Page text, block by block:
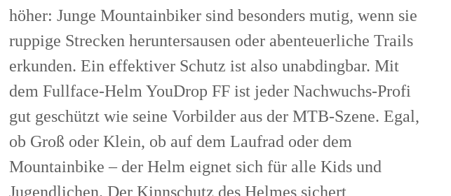
höher: Junge Mountainbiker sind besonders mutig, wenn sie
ruppige Strecken heruntersausen oder abenteuerliche Trails
erkunden. Ein effektiver Schutz ist also unabdingbar. Mit
dem Fullface-Helm YouDrop FF ist jeder Nachwuchs-Profi
gut geschützt wie seine Vorbilder aus der MTB-Szene. Egal,
ob Groß oder Klein, ob auf dem Laufrad oder dem
Mountainbike – der Helm eignet sich für alle Kids und
Jugendlichen. Der Kinnschutz des Helmes sichert